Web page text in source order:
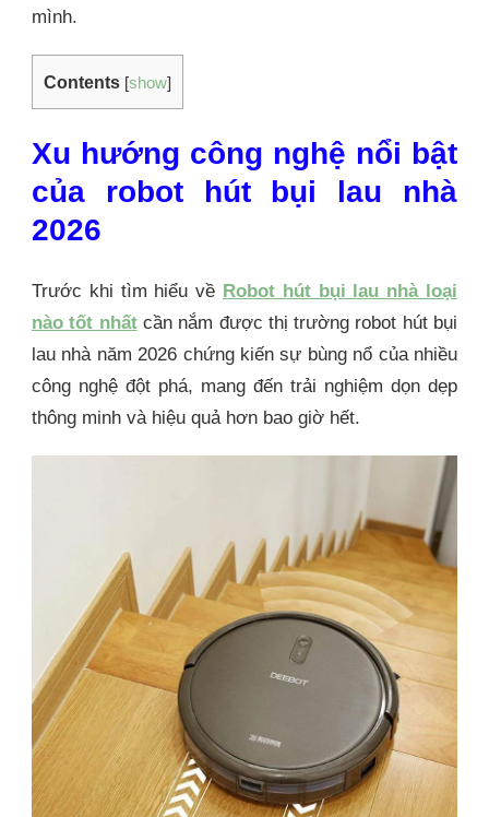
mình.
Contents [show]
Xu hướng công nghệ nổi bật
của robot hút bụi lau nhà
2026
Trước khi tìm hiểu về Robot hút bụi lau nhà loại
nào tốt nhấtcần nắm được thị trường robot hút bụi
lau nhà năm 2026 chứng kiến sự bùng nổ của nhiều
công nghệ đột phá, mang đến trải nghiệm dọn dẹp
thông minh và hiệu quả hơn bao giờ hết.